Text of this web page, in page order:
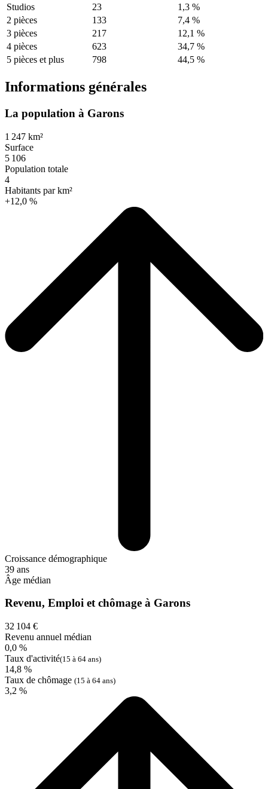
Studios
23
1,3 %
2 pièces
133
7,4 %
3 pièces
217
12,1 %
4 pièces
623
34,7 %
5 pièces et plus
798 44,5 %
Informations générales
La population à Garons
1 247 km²
Surface
5 106
Population totale
4
Habitants par km²
+12,0 %
Croissance démographique
39 ans
Âge médian
Revenu, Emploi et chômage à Garons
32 104 €
Revenu annuel médian
0,0 %
Taux d'activité(15 à 64 ans)
14,8 %
Taux de chômage (15 à 64 ans)
3,2 %